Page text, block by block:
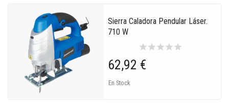
Sierra Caladora Pendular Láser.
710 W
starstarstarstarstar
62,92 €
En Stock